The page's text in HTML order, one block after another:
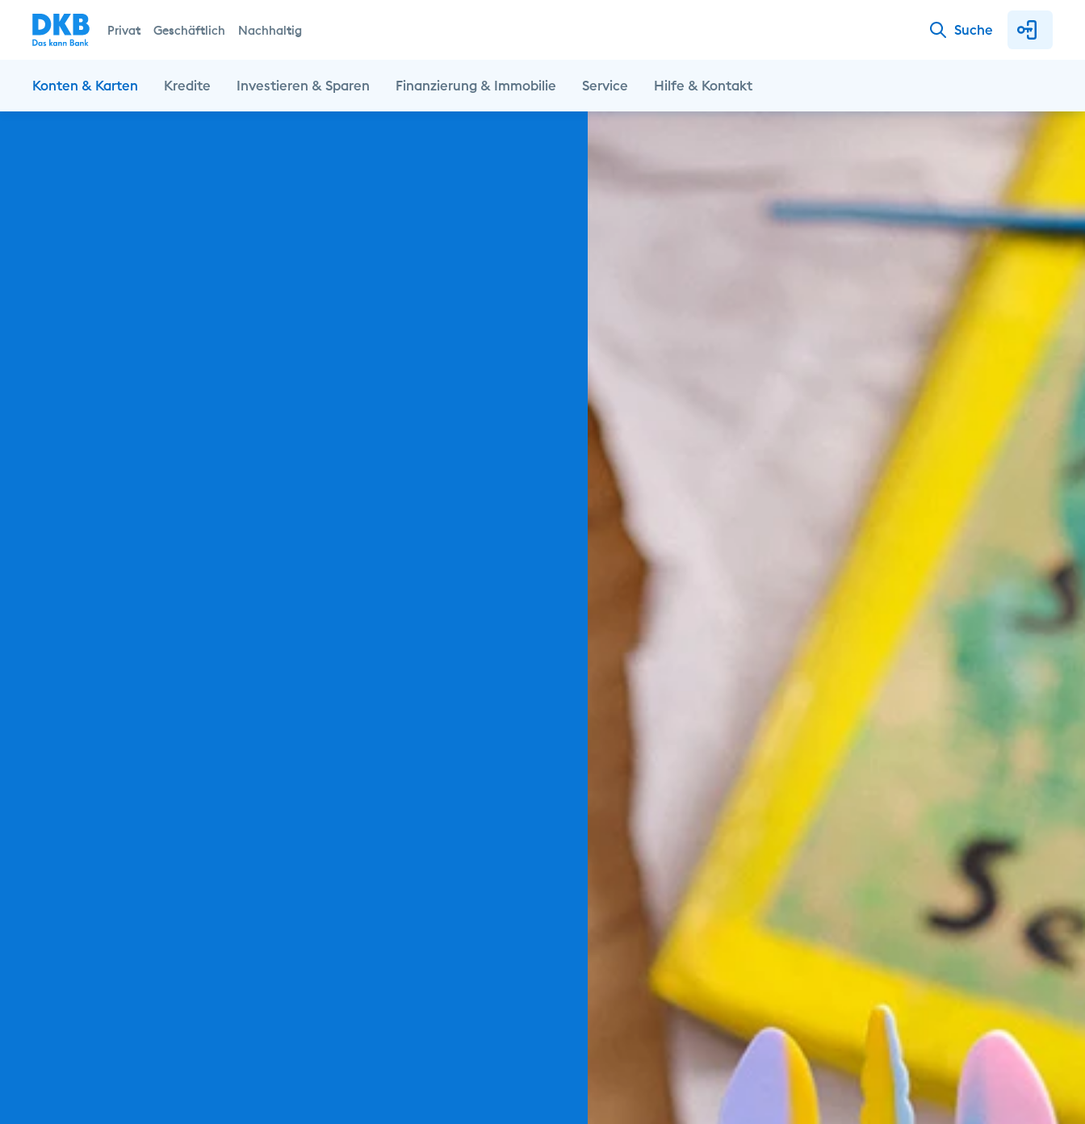
Privat Geschäftlich Nachhaltig Suche
Konten & Karten Kredite Investieren & Sparen Finanzierung & Immobilie Service Hilfe & Kontakt